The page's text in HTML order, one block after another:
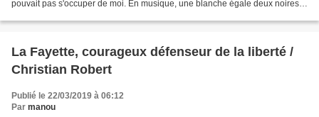
pouvait pas s'occuper de moi. En musique, une blanche égale deux noires. Il
La Fayette, courageux défenseur de la liberté /
Christian Robert
Publié le 22/03/2019 à 06:12
Par manou